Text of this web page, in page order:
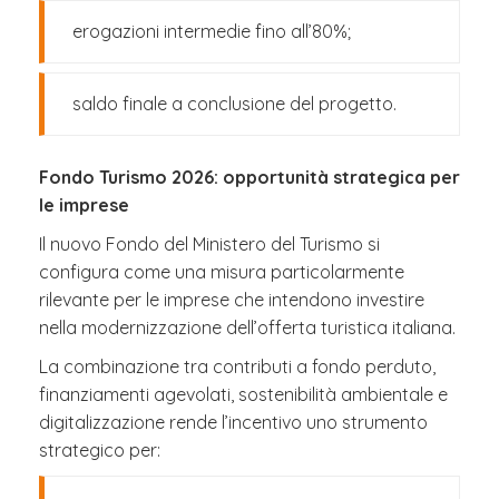
erogazioni intermedie fino all’80%;
saldo finale a conclusione del progetto.
Fondo Turismo 2026: opportunità strategica per
le imprese
Il nuovo Fondo del Ministero del Turismo si
configura come una misura particolarmente
rilevante per le imprese che intendono investire
nella modernizzazione dell’offerta turistica italiana.
La combinazione tra contributi a fondo perduto,
finanziamenti agevolati, sostenibilità ambientale e
digitalizzazione rende l’incentivo uno strumento
strategico per: